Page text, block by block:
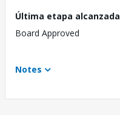
Última etapa alcanzada
Board Approved
Notes